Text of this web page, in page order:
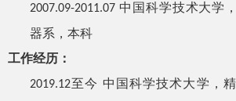
2007.09-2011.07 中国科学技术大学
器系，本科
工作经历：
2019.12至今 中国科学技术大学，